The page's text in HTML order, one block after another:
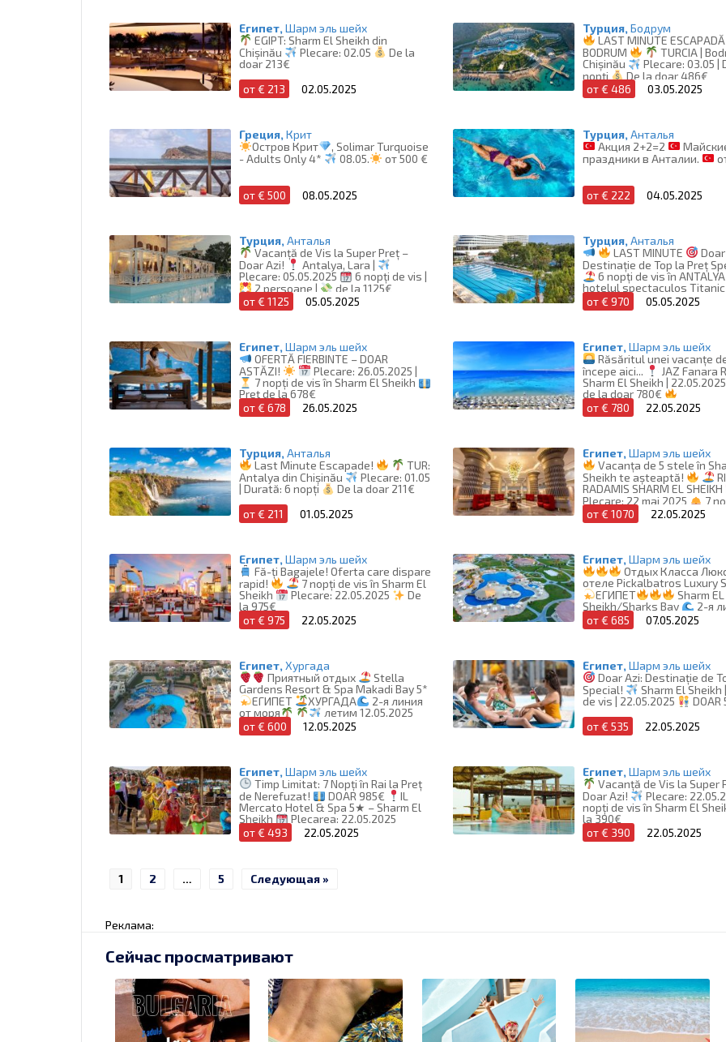
Египет, Шарм эль шейх
EGIPT: Sharm El Sheikh din
Chișinău
Plecare: 02.05
De la
doar 213€
от € 213
02.05.2025
Турция, Бодрум
LAST MINUTE ESCAPADĂ
BODRUM
TURCIA |
Chișinău
Plecare: 03.05 |
nopți
De la doar 486€
от € 486
03.05.2025
Греция, Крит
Остров Крит
, Solimar Turquoise
- Adults Only 4*
08.05. от 500 €
от € 500 08.05.2025
Турция, Анталья
Акция 2+2=2
праздники в Анталии.
от € 222 04.05.2025
Турция, Анталья
Vacanță de Vis la Super Preț –
Doar Azi!
Antalya, Lara |
Plecare: 05.05.2025
6 nopți de vis |
2 persoane |
de la 1125€
от € 1125
05.05.2025
Турция, Анталья
LAST MINUTE
Destinație de Top la Preț
6 nopți de vis în
hotelul spectaculos Titanic
Lara 5★
Plecare:
la 970€
от € 970 05.05.2025
Египет, Шарм эль шейх
OFERTĂ FIERBINTE – DOAR
ASTĂZI!
Plecare: 26.05.2025 |
7 nopți de vis în Sharm El Sheikh
Preț de la 678€
от € 678
26.05.2025
Египет, Шарм эль шейх
Răsăritul unei vacanțe
începe aici...
JAZ Fanara
Sharm El Sheikh |
de la doar 780€
от € 780
22.05.2025
Турция, Анталья
Last Minute Escapade!
TUR:
Antalya din Chișinău
Plecare: 01.05
| Durată: 6 nopți
De la doar 211€
от € 211
01.05.2025
Египет, Шарм эль шейх
Vacanța de 5 stele în
Sheikh te așteaptă!
RADAMIS SHARM EL SHEIKH
Plecare: 22 mai 2025
7
Inclusive
Preț de la: 1070€
от € 1070 22.05.2025
Египет, Шарм эль шейх
Fă-ți Bagajele! Oferta care dispare
rapid!
7 nopți de vis în Sharm El
Sheikh
Plecare: 22.05.2025
De
la 975€
от € 975
22.05.2025
Египет, Шарм эль шейх
Отдых Класса
отеле Pickalbatros Luxury
ЕГИПЕТ
Sharm EL
Sheikh/Sharks Bay
2-я
моря
летим
от € 685 07.05.2025
Египет, Хургада
Приятный отдых
Stella
Gardens Resort & Spa Makadi Bay 5*
ЕГИПЕТ
ХУРГАДА
2-я линия
от моря
летим 12.05.2025
от € 600
12.05.2025
Египет, Шарм эль шейх
Doar Azi: Destinație de
Special!
Sharm El Sheikh
de vis | 22.05.2025
DOAR
от € 535
22.05.2025
Египет, Шарм эль шейх
Timp Limitat: 7 Nopți în Rai la Preț
de Nerefuzat!
DOAR 985€
IL
Mercato Hotel & Spa 5★ – Sharm El
Sheikh
Plecarea: 22.05.2025
от € 493
22.05.2025
Египет, Шарм эль шейх
Vacanță de Vis la Super
Doar Azi!
Plecare:
nopți de vis în Sharm El
la 390€
от € 390
22.05.2025
1 2 … 5 Следующая »
Реклама:
Сейчас просматривают